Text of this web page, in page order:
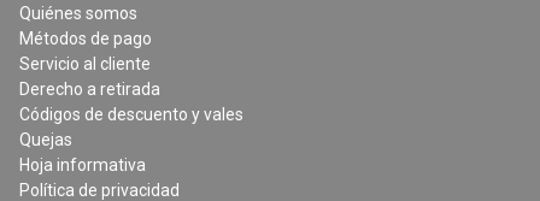
Quiénes somos
Métodos de pago
Servicio al cliente
Derecho a retirada
Códigos de descuento y vales
Quejas
Hoja informativa
Política de privacidad